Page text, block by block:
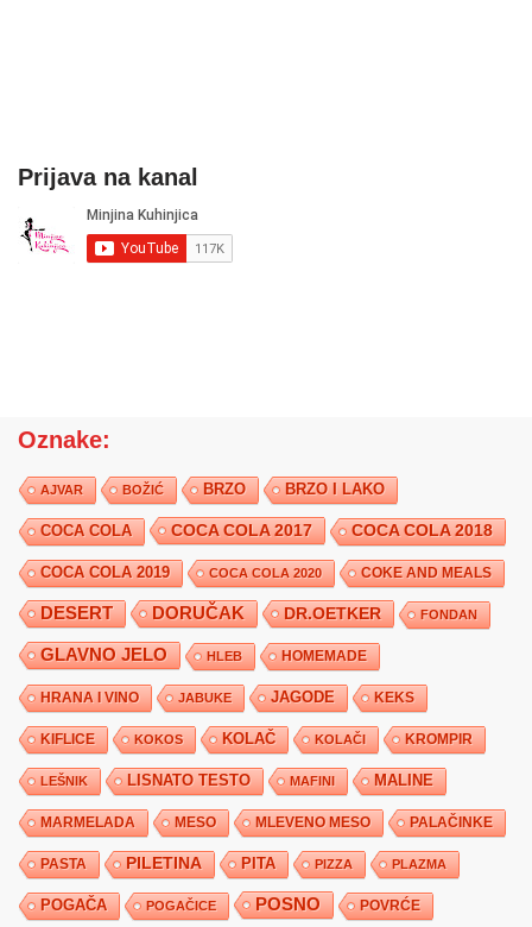
Prijava na kanal
Oznake:
AJVAR BOŽIĆ BRZO BRZO I LAKO
COCA COLA COCA COLA 2017 COCA COLA 2018
COCA COLA 2019 COCA COLA 2020 COKE AND MEALS
DESERT DORUČAK DR.OETKER FONDAN
GLAVNO JELO HLEB HOMEMADE
HRANA I VINO JABUKE JAGODE KEKS
KIFLICE KOKOS KOLAČ KOLAČI KROMPIR
LEŠNIK LISNATO TESTO MAFINI MALINE
MARMELADA MESO MLEVENO MESO PALAČINKE
PASTA PILETINA PITA PIZZA PLAZMA
POGAČA POGAČICE POSNO POVRĆE